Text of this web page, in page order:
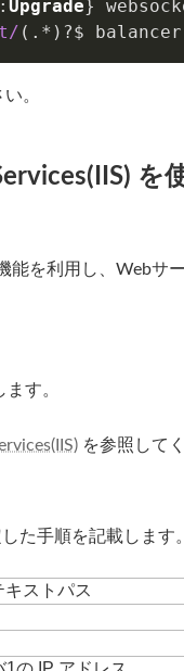
: Upgrade}
(.*)?$ balancer
。
を
能を利用し、Webサ
す。
を参照してく
た手順を記載します。
キストパス